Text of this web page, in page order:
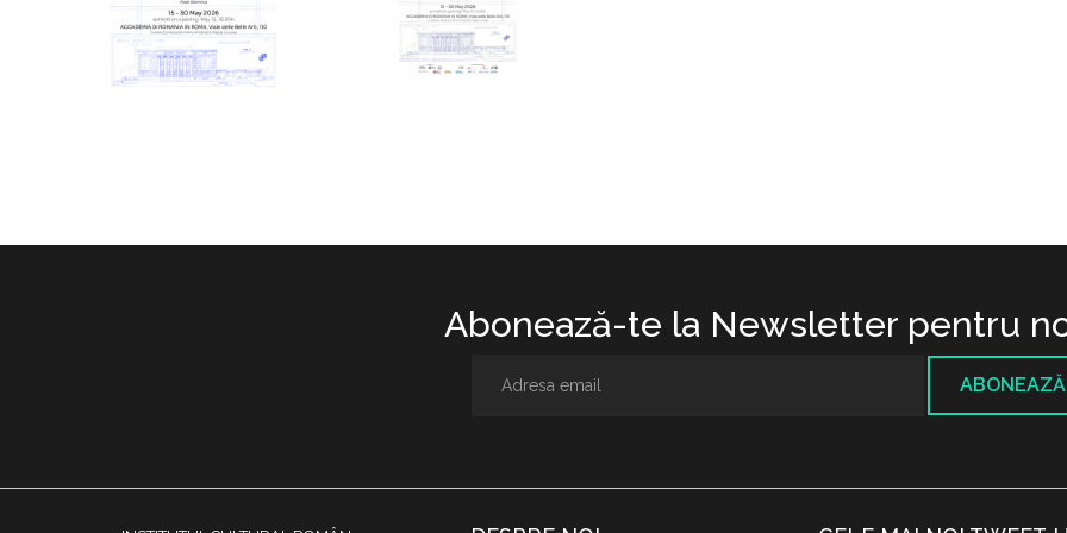
Abonează-te la Newsletter pentru